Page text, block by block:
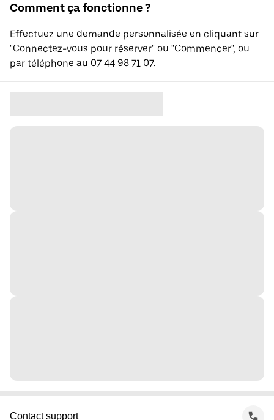
Comment ça fonctionne ?
Effectuez une demande personnalisée en cliquant sur
"Connectez-vous pour réserver" ou "Commencer", ou
par téléphone au 07 44 98 71 07.
Contact support